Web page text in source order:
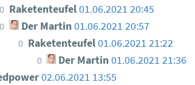
0 Raketenteufel01.06.2021 20:45
0 Der Martin01.06.2021 20:57
0 Raketenteufel01.06.2021 21:22
0 Der Martin01.06.2021 21:36
02.06.2021 13:55